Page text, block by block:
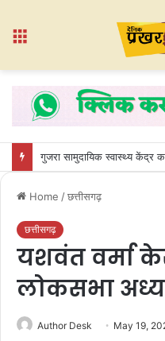
Home /छत्तीसगढ़
छत्तीसगढ़
यशवंत वर्मा
लोकसभा
Author Desk May 19,